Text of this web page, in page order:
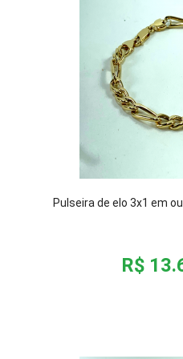
Pulseira de elo 3x1 em
R$